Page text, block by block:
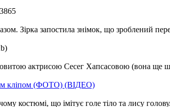
Зірка запостила знімок, що зроблений
актрисою Сесег Хапсасовою (вона ще
кліпом (ФОТО) (ВІДЕО)
костюмі, що імітує голе тіло та лису голову.